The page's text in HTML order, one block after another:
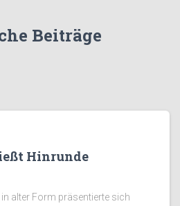
Beiträge
Hinrunde
alter Form präsentierte sich